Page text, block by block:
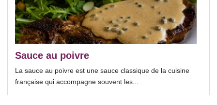
Sauce au poivre
La sauce au poivre est une sauce classique de la cuisine
française qui accompagne souvent les...